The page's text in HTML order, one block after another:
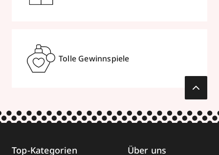
Tolle Gewinnspiele
Top-Kategorien Über uns